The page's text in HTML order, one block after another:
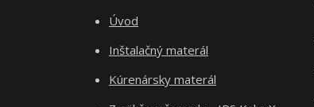
Úvod
Inštalačný materál
Kúrenársky materál